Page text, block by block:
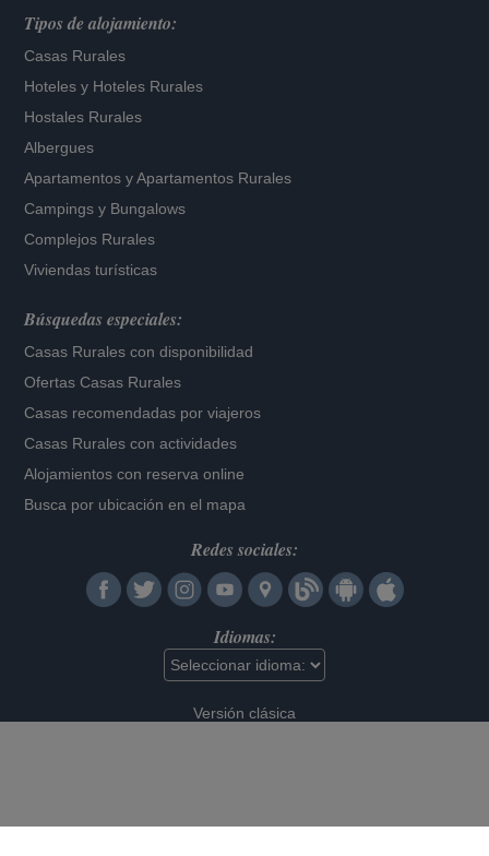
Tipos de alojamiento:
Casas Rurales
Hoteles y Hoteles Rurales
Hostales Rurales
Albergues
Apartamentos yApartamentos Rurales
Campings y Bungalows
Complejos Rurales
Viviendas turísticas
Búsquedas especiales:
Casas Rurales con disponibilidad
Ofertas Casas Rurales
Casas recomendadas por viajeros
Casas Rurales con actividades
Alojamientos con reserva online
Busca por ubicación en el mapa
Redes sociales:
Idiomas:
Versión clásica